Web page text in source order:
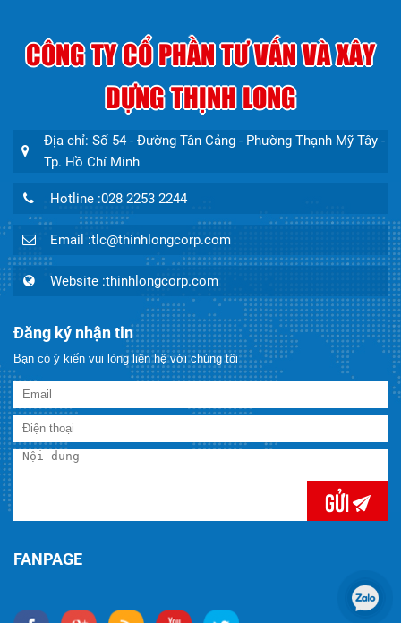
CÔNG TY CỔ PHẦN TƯ VẤN VÀ XÂY
DỰNG THỊNH LONG
Địa chỉ: Số 54 - Đường Tân Cảng - Phường Thạnh Mỹ Tây -
Tp. Hồ Chí Minh
Hotline :028 2253 2244
Email :tlc@thinhlongcorp.com
Website :thinhlongcorp.com
Đăng ký nhận tin
Bạn có ý kiến vui lòng liên hệ với chúng tôi
Gửi
FANPAGE